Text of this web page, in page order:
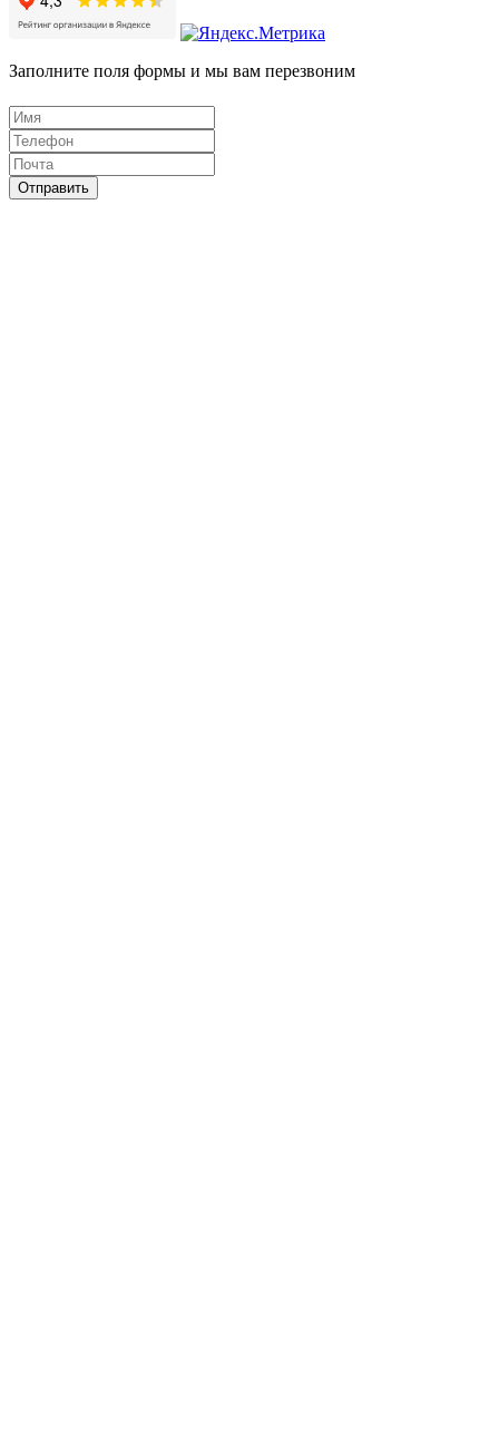
Заполните поля формы и мы вам перезвоним
Отправить